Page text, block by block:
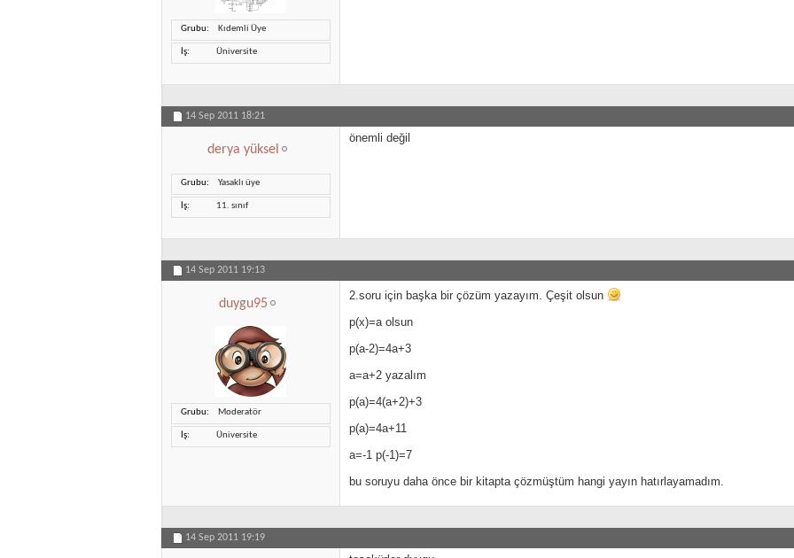
Grubu Kıdemli Üye
İş Üniversite
14 Sep 2011 18:21
derya yüksel
Grubu Yasaklı üye
İş 11. sınıf
önemli değil
14 Sep 2011 19:13
duygu95
Grubu Moderatör
İş Üniversite
2.soru için başka bir çözüm yazayım. Çeşit olsun
p(x)=a olsun
p(a-2)=4a+3
a=a+2 yazalım
p(a)=4(a+2)+3
p(a)=4a+11
a=-1 p(-1)=7
bu soruyu daha önce bir kitapta çözmüştüm hangi yayın hatırlayamadım.
14 Sep 2011 19:19